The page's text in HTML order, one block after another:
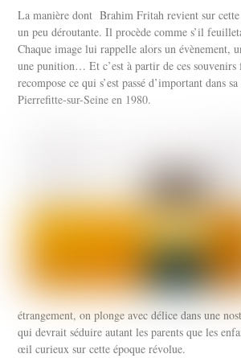
La manière dont Brahim Fritah revient sur cette
un peu déroutante. Il procède comme s’il
Chaque image lui rappelle alors un évènement,
une punition… Et c’est à partir de ces
recompose ce qui s’est passé d’important dans
Pierrefitte-sur-Seine en 1980.
étrangement, on plonge avec délice dans une
qui devrait séduire autant les parents que les
œil curieux sur cette époque révolue.